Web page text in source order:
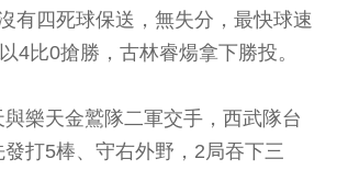
有四死球保送，無失分，最快球速
4比0搶勝，古林睿煬拿下勝投。
樂天金鷲隊二軍交手，西武隊台
打5棒、守右外野，2局吞下三